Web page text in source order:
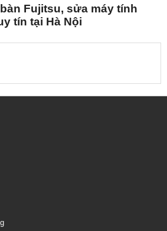
Fujitsu, sửa máy tính
tín tại Hà Nội